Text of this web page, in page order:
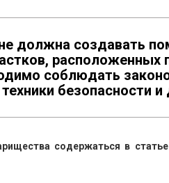
должна создавать
расположенных
соблюдать
безопасности и
содержаться в